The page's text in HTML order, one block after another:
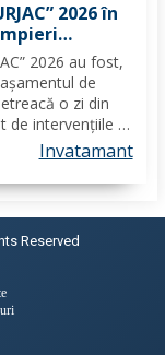
2026 în
2026 au fost,
de
o zi din
de intervențiile la
i-au ajutat de-
Invatamant
Reserved